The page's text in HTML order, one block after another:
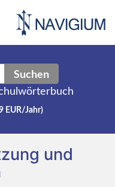
Suchen
EUR/Jahr)
und